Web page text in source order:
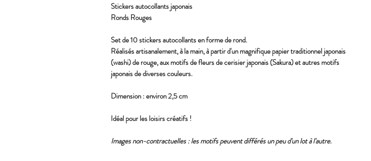
Stickers autocollants japonais
Ronds Rouges
Set de 10 stickers autocollants en forme de rond.
Réalisés artisanalement, à la main, à partir d'un magnifique papier traditionnel japonais
(washi) de rouge, aux motifs de fleurs de cerisier japonais (Sakura) et autres motifs
japonais de diverses couleurs.
Dimension : environ 2,5 cm
Idéal pour les loisirs créatifs !
Images non-contractuelles : les motifs peuvent différés un peu d'un lot à l'autre.